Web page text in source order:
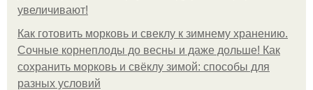
увеличивают!
Как готовить морковь и свеклу к зимнему хранению.
Сочные корнеплоды до весны и даже дольше! Как
сохранить морковь и свёклу зимой: способы для
разных условий